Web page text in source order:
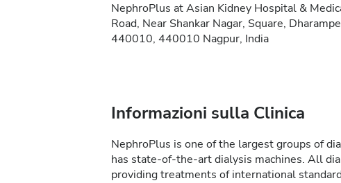
NephroPlus at Asian Kidney Hospital &
Road, Near Shankar Nagar, Square,
440010, 440010 Nagpur, India
Informazioni sulla Clinica
NephroPlus is one of the largest groups of
has state-of-the-art dialysis machines. All
providing treatments of international